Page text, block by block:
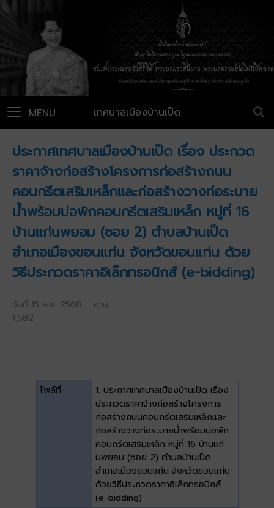
เทศบาลเมืองบ้านเป็ด
MENU
ประกาศเทศบาลเมืองบ้านเป็ด เรื่อง ประกวด
ราคาจ้างก่อสร้างโครงการก่อสร้างถนน
คอนกรีตเสริมเหล็กและก่อสร้างวางท่อระบาย
น้ำพร้อมบ่อพักคอนกรีตเสริมเหล็ก หมู่ที่ 16
บ้านแก่นพยอม (ซอย 2) ตำบลบ้านเป็ด
อำเภอเมืองขอนแก่น จังหวัดขอนแก่น ด้วย
วิธีประกวดราคาอิเล็กทรอนิกส์ (e-bidding)
วันที่ 15 ส.ค. 2568 อ่าน
1,582
ไฟล์ที่
1. ประกาศเทศบาลเมืองบ้านเป็ด เรื่อง
ประกวดราคาจ้างก่อสร้างโครงการ
ก่อสร้างถนนคอนกรีตเสริมเหล็กและ
ก่อสร้างวางท่อระบายน้ำพร้อมบ่อพัก
คอนกรีตเสริมเหล็ก หมู่ที่ 16 บ้านแก่
นพยอม (ซอย 2) ตำบลบ้านเป็ด
อำเภอเมืองขอนแก่น จังหวัดขอนแก่น
ด้วยวิธีประกวดราคาอิเล็กทรอนิกส์
(e-bidding)